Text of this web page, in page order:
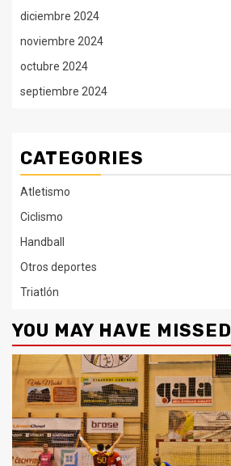
diciembre 2024
noviembre 2024
octubre 2024
septiembre 2024
CATEGORIES
Atletismo
Ciclismo
Handball
Otros deportes
Triatlón
YOU MAY HAVE MISSED